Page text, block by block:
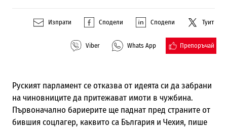
Изпрати Сподели Сподели Туит
Viber Whats App Препоръчай
Руският парламент се отказва от идеята си да забрани
на чиновниците да притежават имоти в чужбина.
Първоначално бариерите ще паднат пред страните от
бившия соцлагер, каквито са България и Чехия, пише